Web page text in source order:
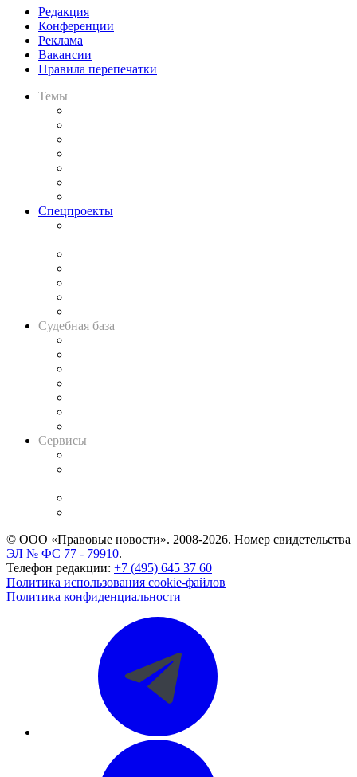
Редакция
Конференции
Реклама
Вакансии
Правила перепечатки
Темы
Спецпроекты
Судебная база
Сервисы
© ООО «Правовые новости». 2008-2026. Номер свидетельства
ЭЛ № ФС 77 - 79910.
Телефон редакции: +7 (495) 645 37 60
Политика использования cookie-файлов
Политика конфиденциальности